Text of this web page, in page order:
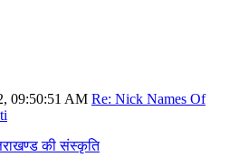
09:50:51 AM Re: Nick Names Of
की संस्कृति